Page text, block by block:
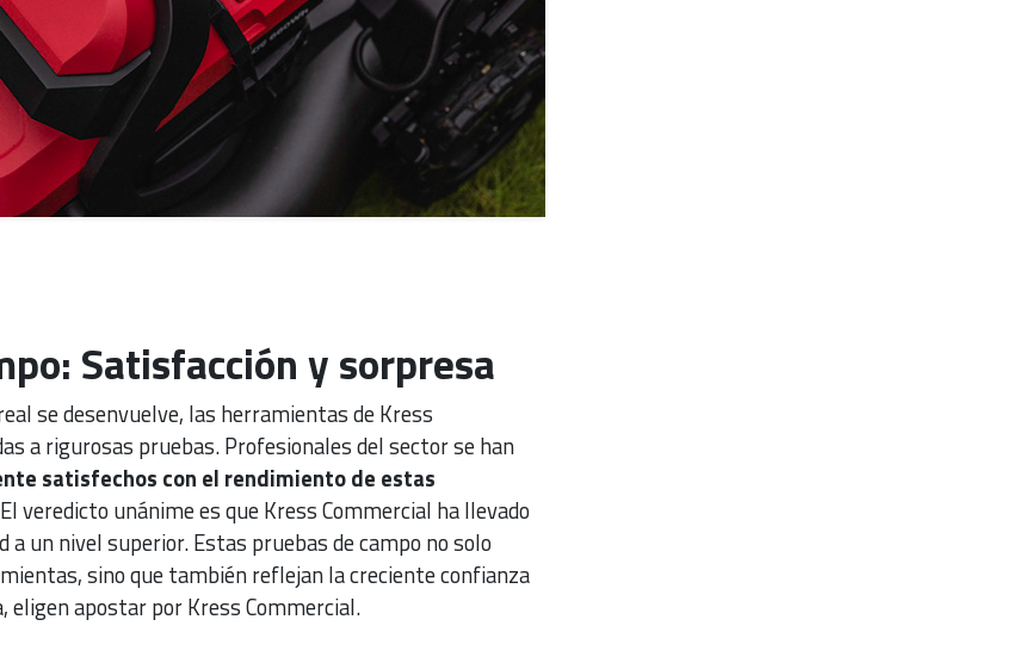
Satisfacción y sorpresa
se desenvuelve, las herramientas de Kress
a rigurosas pruebas. Profesionales del sector se han
satisfechos con el rendimiento de estas
veredicto unánime es que Kress Commercial ha llevado
a un nivel superior. Estas pruebas de campo no solo
sino que también reflejan la creciente confianza
eligen apostar por Kress Commercial.